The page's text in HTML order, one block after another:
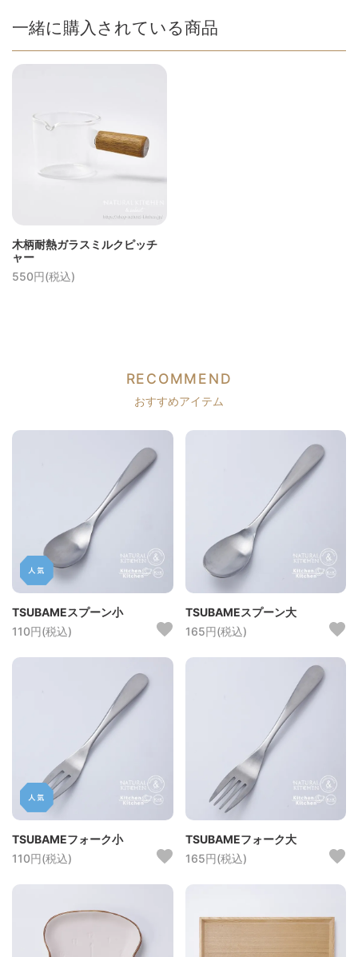
一緒に購入されている商品
木柄耐熱ガラスミルクピッチ
ャー
550円(税込)
RECOMMEND
おすすめアイテム
TSUBAMEスプーン小
110円(税込)
TSUBAMEスプーン大
165円(税込)
TSUBAMEフォーク小
110円(税込)
TSUBAMEフォーク大
165円(税込)